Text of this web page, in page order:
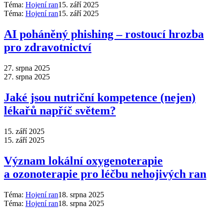
Téma: Hojení ran15. září 2025
Téma: Hojení ran15. září 2025
AI poháněný phishing –⁠ rostoucí hrozba
pro zdravotnictví
27. srpna 2025
27. srpna 2025
Jaké jsou nutriční kompetence (nejen)
lékařů napříč světem?
15. září 2025
15. září 2025
Význam lokální oxygenoterapie
a ozonoterapie pro léčbu nehojivých ran
Téma: Hojení ran18. srpna 2025
Téma: Hojení ran18. srpna 2025